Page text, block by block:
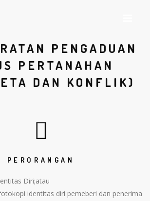
PENGADUAN
PERTANAHAN
DAN KONFLIK)
PERORANGAN
Diri;atau
identitas diri pemeberi dan penerima